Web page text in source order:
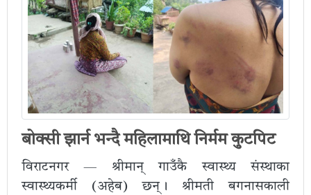
बोक्सी झार्न भन्दै महिलामाथि निर्मम कुटपिट
विराटनगर — श्रीमान् गाउँकै स्वास्थ्य संस्थाका
स्वास्थ्यकर्मी (अहेब) छन् । श्रीमती बगनासकाली